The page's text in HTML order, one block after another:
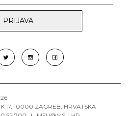
17, 10000 ZAGREB, HRVATSKA